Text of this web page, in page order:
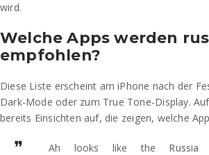
wird.
Welche Apps werden
empfohlen?
Diese Liste erscheint am iPhone nach der
Dark-Mode oder zum True Tone-Display.
bereits Einsichten auf, die zeigen, welche
Ah looks like the Russia